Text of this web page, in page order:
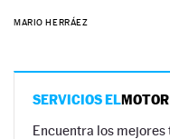
MARIO HERRÁEZ
SERVICIOS ELMOTOR
Encuentra los